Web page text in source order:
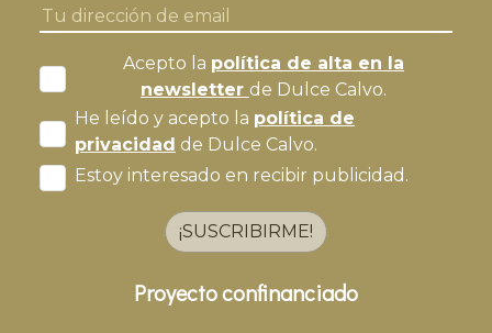
Acepto la política de alta en la
newsletter de Dulce Calvo.
He leído y acepto la política de
privacidad de Dulce Calvo.
Estoy interesado en recibir publicidad.
¡SUSCRIBIRME!
Proyecto confinanciado